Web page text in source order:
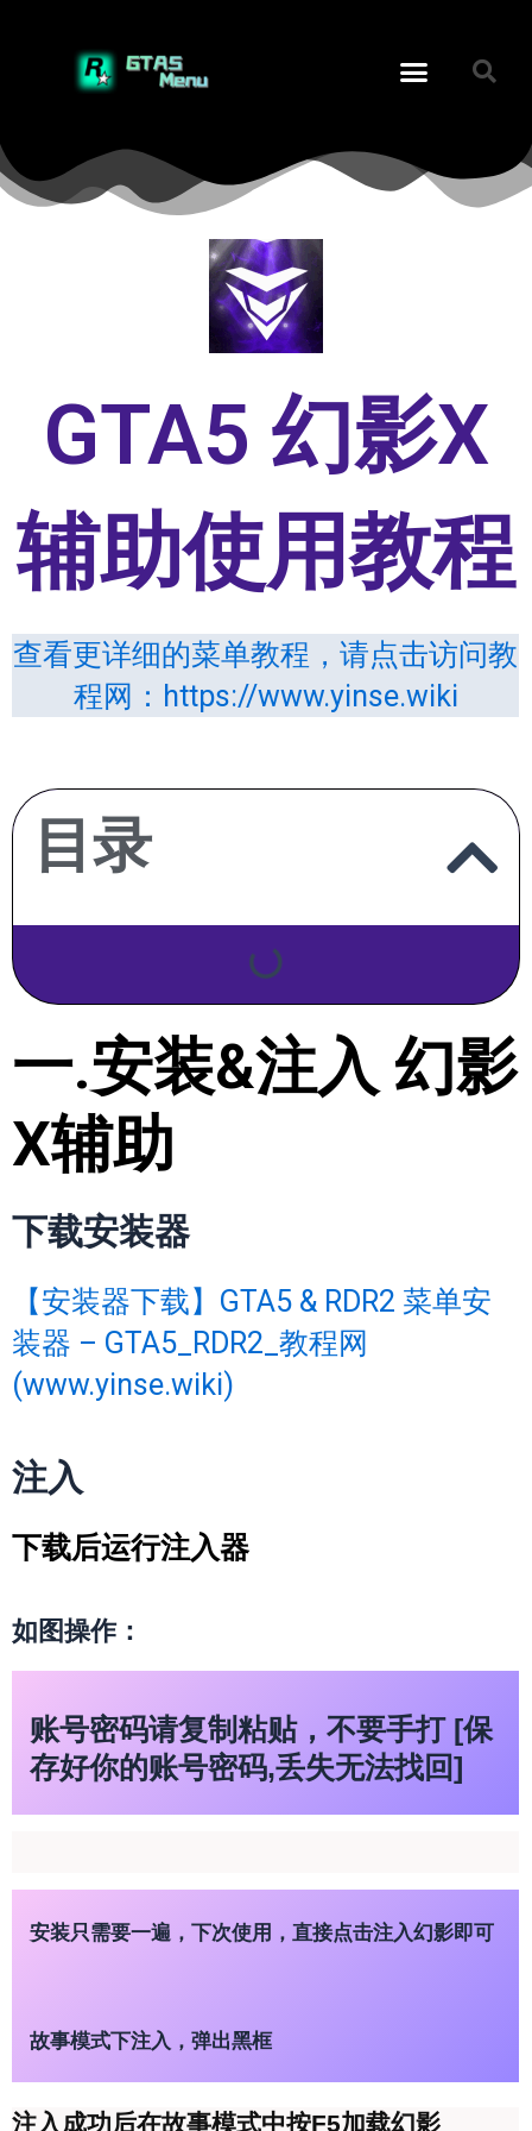
GTA5 幻影X
辅助使用教程
查看更详细的菜单教程，请点击访问教
程网：https://www.yinse.wiki
目录
一.安装&注入 幻影
X辅助
下载安装器
【安装器下载】GTA5 & RDR2 菜单安
装器 – GTA5_RDR2_教程网
(www.yinse.wiki)
注入
下载后运行注入器
如图操作：
账号密码请复制粘贴，不要手打 [保
存好你的账号密码,丢失无法找回]
安装只需要一遍，下次使用，直接点击注入幻影即可
故事模式下注入，弹出黑框
注入成功后在故事模式中按F5加载幻影